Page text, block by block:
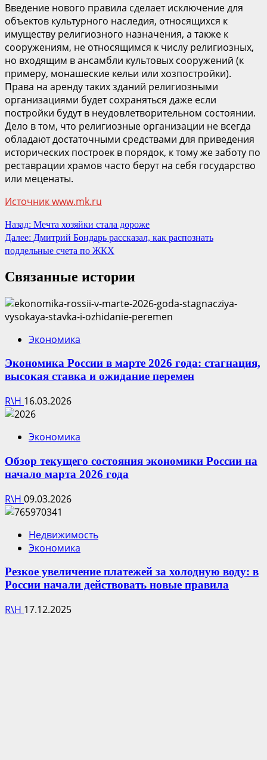
Введение нового правила сделает исключение для
объектов культурного наследия, относящихся к
имуществу религиозного назначения, а также к
сооружениям, не относящимся к числу религиозных,
но входящим в ансамбли культовых сооружений (к
примеру, монашеские кельи или хозпостройки).
Права на аренду таких зданий религиозными
организациями будет сохраняться даже если
постройки будут в неудовлетворительном состоянии.
Дело в том, что религиозные организации не всегда
обладают достаточными средствами для приведения
исторических построек в порядок, к тому же заботу по
реставрации храмов часто берут на себя государство
или меценаты.
Источник www.mk.ru
Продолжить
чтение
Назад: Мечта хозяйки стала дороже
Далее: Дмитрий Бондарь рассказал, как распознать
поддельные счета по ЖКХ
Связанные истории
Экономика
Экономика России в марте 2026 года: стагнация,
высокая ставка и ожидание перемен
R\H 16.03.2026
Экономика
Обзор текущего состояния экономики России на
начало марта 2026 года
R\H 09.03.2026
Недвижимость
Экономика
Резкое увеличение платежей за холодную воду: в
России начали действовать новые правила
R\H 17.12.2025